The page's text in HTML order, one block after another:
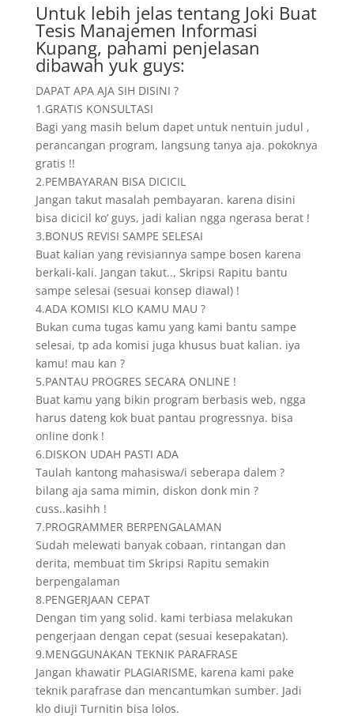
Untuk lebih jelas tentang Joki Buat
Tesis Manajemen Informasi
Kupang, pahami penjelasan
dibawah yuk guys:
DAPAT APA AJA SIH DISINI ?
1.GRATIS KONSULTASI
Bagi yang masih belum dapet untuk nentuin judul ,
perancangan program, langsung tanya aja. pokoknya
gratis !!
2.PEMBAYARAN BISA DICICIL
Jangan takut masalah pembayaran. karena disini
bisa dicicil ko’ guys, jadi kalian ngga ngerasa berat !
3.BONUS REVISI SAMPE SELESAI
Buat kalian yang revisiannya sampe bosen karena
berkali-kali. Jangan takut.., Skripsi Rapitu bantu
sampe selesai (sesuai konsep diawal) !
4.ADA KOMISI KLO KAMU MAU ?
Bukan cuma tugas kamu yang kami bantu sampe
selesai, tp ada komisi juga khusus buat kalian. iya
kamu! mau kan ?
5.PANTAU PROGRES SECARA ONLINE !
Buat kamu yang bikin program berbasis web, ngga
harus dateng kok buat pantau progressnya. bisa
online donk !
6.DISKON UDAH PASTI ADA
Taulah kantong mahasiswa/i seberapa dalem ?
bilang aja sama mimin, diskon donk min ?
cuss..kasihh !
7.PROGRAMMER BERPENGALAMAN
Sudah melewati banyak cobaan, rintangan dan
derita, membuat tim Skripsi Rapitu semakin
berpengalaman
8.PENGERJAAN CEPAT
Dengan tim yang solid. kami terbiasa melakukan
pengerjaan dengan cepat (sesuai kesepakatan).
9.MENGGUNAKAN TEKNIK PARAFRASE
Jangan khawatir PLAGIARISME, karena kami pake
teknik parafrase dan mencantumkan sumber. Jadi
klo diuji Turnitin bisa lolos.